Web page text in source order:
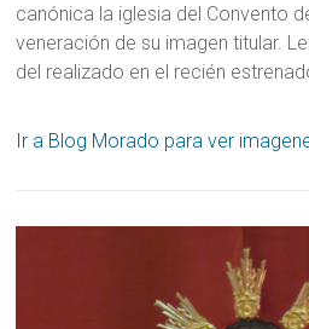
canónica la iglesia del Convento
veneración de su imagen titular.
del realizado en el recién
Ir a Blog Morado para ver